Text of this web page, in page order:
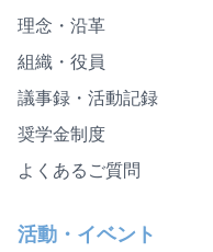
理念・沿革
組織・役員
議事録・活動記録
奨学金制度
よくあるご質問
活動・イベント